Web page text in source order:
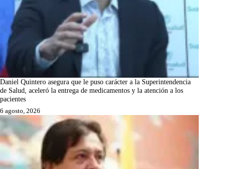
Daniel Quintero asegura que le puso carácter a la Superintendencia
de Salud, aceleró la entrega de medicamentos y la atención a los
pacientes
6 agosto, 2026